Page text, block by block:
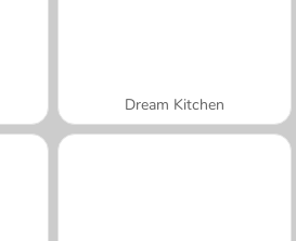
Dream Kitchen